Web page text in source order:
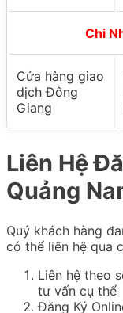
Chi
Cửa hàng giao
dịch Đông
Giang
Liên Hệ
Quảng
Quý khách hàng
có thể liên hệ qua
Liên hệ theo
tư vấn cụ thể
Đăng Ký